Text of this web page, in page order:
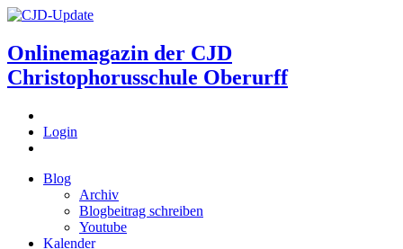
Onlinemagazin der CJD
Christophorusschule Oberurff
Login
Blog
Archiv
Blogbeitrag schreiben
Youtube
Kalender